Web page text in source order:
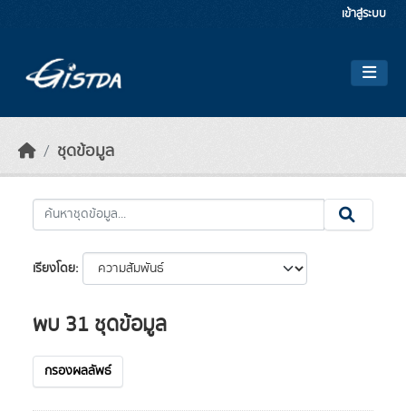
เข้าสู่ระบบ
ชุดข้อมูล
เรียงโดย
พบ 31 ชุดข้อมูล
กรองผลลัพธ์